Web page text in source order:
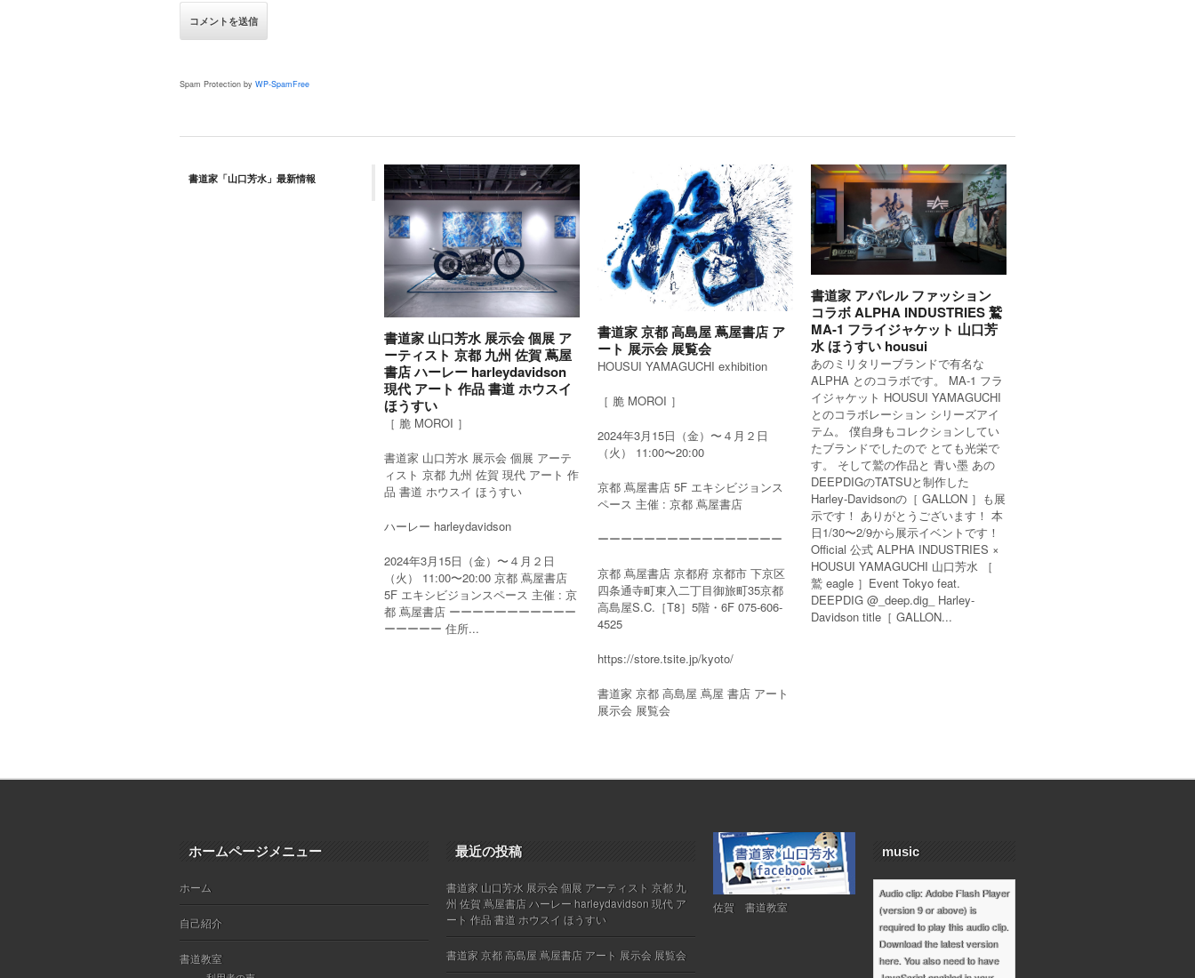
Spam Protection by WP-SpamFree
書道家「山口芳水」最新情報
書道家 山口芳水 展示会 個展 ア
ーティスト 京都 九州 佐賀 蔦屋
書店 ハーレー harleydavidson
現代 アート 作品 書道 ホウスイ
ほうすい
［ 脆 MOROI ］
書道家 山口芳水 展示会 個展 アーテ
ィスト 京都 九州 佐賀 現代 アート 作
品 書道 ホウスイ ほうすい
ハーレー harleydavidson
2024年3月15日（金）〜４月２日
（火） 11:00〜20:00 京都 蔦屋書店
5F エキシビジョンスペース 主催 : 京
都 蔦屋書店 ーーーーーーーーーーー
ーーーーー 住所...
書道家 京都 高島屋 蔦屋書店 ア
ート 展示会 展覧会
HOUSUI YAMAGUCHI exhibition
［ 脆 MOROI ］
2024年3月15日（金）〜４月２日
（火） 11:00〜20:00
京都 蔦屋書店 5F エキシビジョンス
ペース 主催 : 京都 蔦屋書店
ーーーーーーーーーーーーーーーー
京都 蔦屋書店 京都府 京都市 下京区
四条通寺町東入二丁目御旅町35京都
高島屋S.C.［T8］5階・6F 075-606-
4525
https://store.tsite.jp/kyoto/
書道家 京都 高島屋 蔦屋 書店 アート
展示会 展覧会
書道家 アパレル ファッション
コラボ ALPHA INDUSTRIES 鷲
MA-1 フライジャケット 山口芳
水 ほうすい housui
あのミリタリーブランドで有名な
ALPHA とのコラボです。 MA-1 フラ
イジャケット HOUSUI YAMAGUCHI
とのコラボレーション シリーズアイ
テム。 僕自身もコレクションしてい
たブランドでしたので とても光栄で
す。 そして鷲の作品と 青い墨 あの
DEEPDIGのTATSUと制作した
Harley-Davidsonの［ GALLON ］も展
示です！ ありがとうございます！ 本
日1/30〜2/9から展示イベントです！
Official 公式 ALPHA INDUSTRIES ×
HOUSUI YAMAGUCHI 山口芳水 ［
鷲 eagle ］Event Tokyo feat.
DEEPDIG @_deep.dig_ Harley-
Davidson title［ GALLON...
ホームページメニュー
ホーム
自己紹介
書道教室
最近の投稿
書道家 山口芳水 展示会 個展 アーティスト 京都 九
州 佐賀 蔦屋書店 ハーレー harleydavidson 現代 ア
ート 作品 書道 ホウスイ ほうすい
書道家 京都 高島屋 蔦屋書店 アート 展示会 展覧会
佐賀 書道教室
music
Audio clip: Adobe Flash Player
(version 9 or above) is
required to play this audio clip.
Download the latest version
here. You also need to have